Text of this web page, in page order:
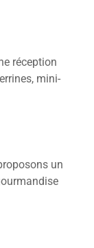
réception
mini-
un